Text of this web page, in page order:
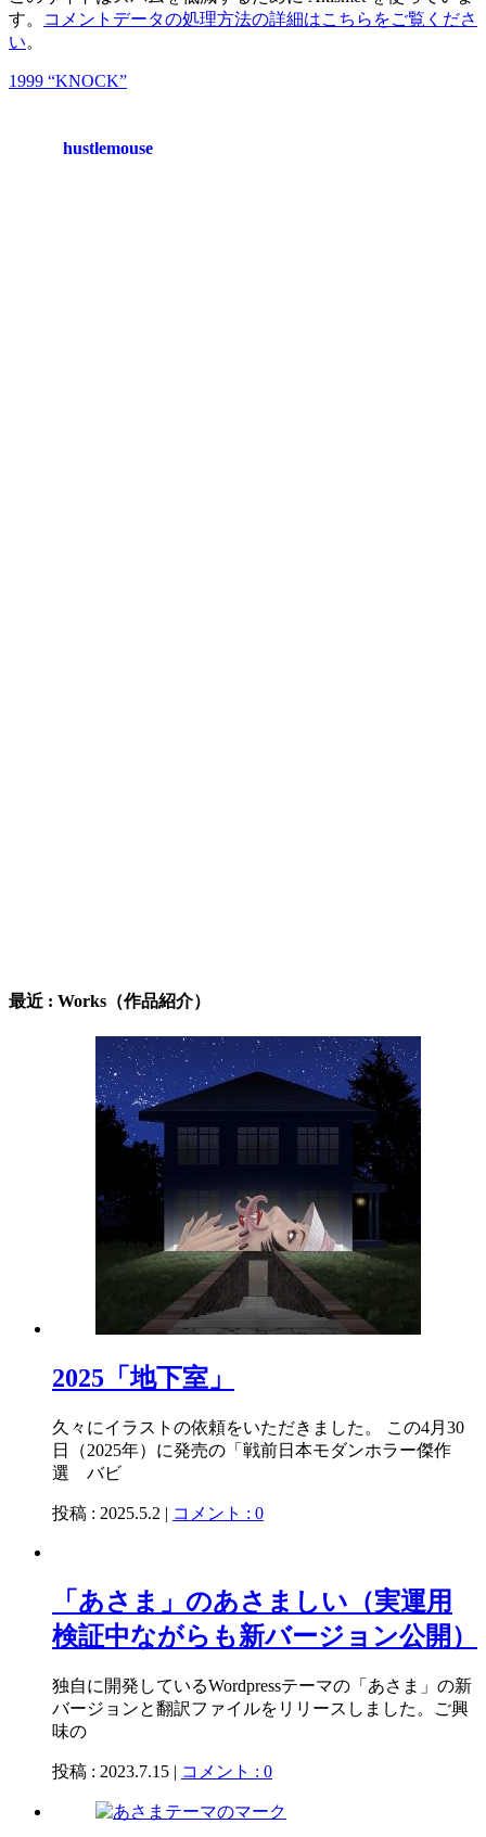
す。
コメントデータの処理方法の詳細はこちらをご覧くださ
い。
1999 “KNOCK”
hustlemouse
最近 : Works（作品紹介）
2025「地下室」
久々にイラストの依頼をいただきました。 この4月30
日（2025年）に発売の「戦前日本モダンホラー傑作
選 バビ
投稿 : 2025.5.2 | コメント : 0
「あさま」のあさましい（実運用
検証中ながらも新バージョン公開）
独自に開発しているWordpressテーマの「あさま」の新
バージョンと翻訳ファイルをリリースしました。ご興
味の
投稿 : 2023.7.15 | コメント : 0